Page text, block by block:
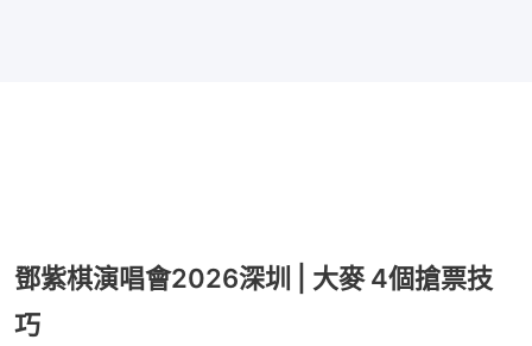
鄧紫棋演唱會2026深圳 | 大麥 4個搶票技
巧